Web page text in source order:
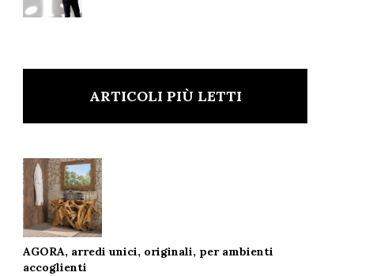
ARTICOLI PIÙ LETTI
AGORA, arredi unici, originali, per ambienti
accoglienti